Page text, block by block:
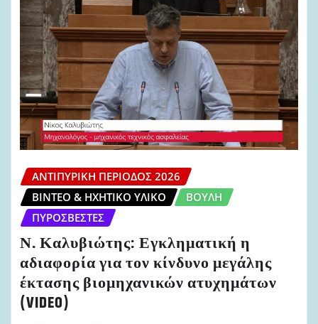
ΑΝΤΙΠΥΡΙΚΉ ΠΕΡΊΟΔΟΣ 2026
ΒΊΝΤΕΟ & ΗΧΗΤΙΚΌ ΥΛΙΚΌ
ΒΟΥΛΉ
ΠΥΡΟΣΒΈΣΤΕΣ
Ν. Καλυβιώτης: Εγκληματική η
αδιαφορία για τον κίνδυνο μεγάλης
έκτασης βιομηχανικών ατυχημάτων
(VIDEO)